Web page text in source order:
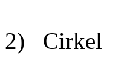
2) Cirkel